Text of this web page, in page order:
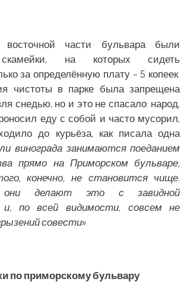
части бульвара были
на которых сидеть
за определённую плату – 5 копеек.
чистоты в парке была запрещена
снедью, но и это не спасало: народ,
еду с собой и часто мусорил,
до курьёза, как писала одна
винограда занимаются поеданием
прямо на Приморском бульваре,
конечно, не становится чище.
делают это с завидной
и, по всей видимости, совсем не
совести».
по приморскому бульвару